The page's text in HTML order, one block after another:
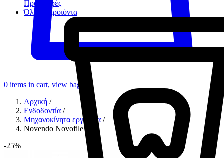
Προσφορές
Όλα τα προιόντα
0 items in cart, view bag
Αρχική /
Ενδοδοντία /
Μηχανοκίνητα εργαλεία /
Novendo Novofile
-25%